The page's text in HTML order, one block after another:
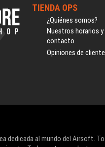
TIENDA OPS
¿Quiénes somos?
Nuestros horarios
contacto
Opiniones de
dedicada al mundo del